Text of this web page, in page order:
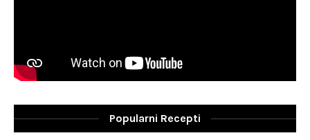
Popularni Recepti